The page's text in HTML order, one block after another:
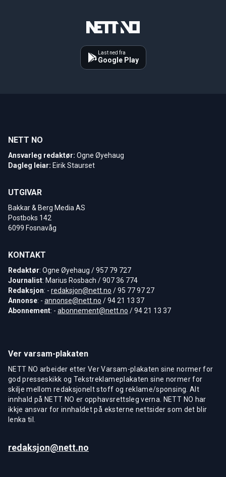
Last ned fra
Google Play
NETT NO
Ansvarleg redaktør: Ogne Øyehaug
Dagleg leiar: Eirik Staurset
UTGIVAR
Bakkar & Berg Media AS
Postboks 142
6099 Fosnavåg
KONTAKT
Redaktør: Ogne Øyehaug / 957 79 727
Journalist: Marius Rosbach / 907 36 774
Redaksjon: - redaksjon@nett.no / 95 77 97 27
Annonse: - annonse@nett.no / 94 21 13 37
Abonnement: - abonnement@nett.no / 94 21 13 37
Ver varsam-plakaten
NETT NO arbeider etter Ver Varsam-plakaten sine normer for
god presseskikk og Tekstreklameplakaten sine normer for
skilje mellom redaksjonelt stoff og reklame/sponsing. Alt
innhald på NETT NO er opphavsrettsleg verna. NETT NO har
ikkje ansvar for innhaldet på eksterne nettsider som det blir
lenka til.
redaksjon@nett.no